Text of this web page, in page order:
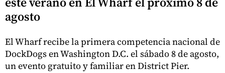
agosto
El Wharf recibe la primera competencia nacional de
DockDogs en Washington D.C. el sábado 8 de agosto,
un evento gratuito y familiar en District Pier.